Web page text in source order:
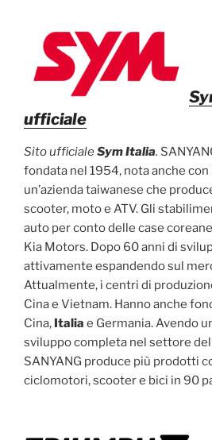
ufficiale
Sito ufficialeSym Italia.
fondata nel 1954, nota anche con
un’azienda taiwanese che
scooter, moto e ATV. Gli
auto per conto delle case
Kia Motors. Dopo 60 anni di
attivamente espandendo sul
Attualmente, i centri di
Cina e Vietnam. Hanno anche
Cina, Italia e Germania. Avendo
sviluppo completa nel settore
SANYANG produce più prodotti
ciclomotori, scooter e bici in 90